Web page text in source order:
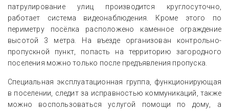
патрулирование улиц производится круглосуточно,
работает система видеонаблюдения. Кроме этого по
периметру посёлка расположено каменное ограждение
высотой 3 метра. На въезде организован контрольно-
пропускной пункт, попасть на территорию загородного
поселения можно только после предъявления пропуска.
Специальная эксплуатационная группа, функционирующая
в поселении, следит за исправностью коммуникаций, также
можно воспользоваться услугой помощи по дому, а